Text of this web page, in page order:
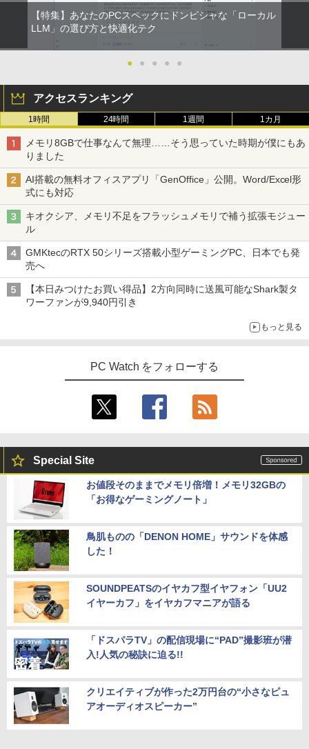
【特集】あなたのPCスペックにドンピシャな「ローカル
LLM」の選び方と快適化テク
● ● ● ● ●
アクセスランキング
1時間 24時間 1週間 1カ月
メモリ8GBで仕事なんて無理……そう思っていた時期が僕にもあ
りました
AI搭載の無料オフィスアプリ「GenOffice」公開。Word/Excel形
式にも対応
キオクシア、メモリ不足をフラッシュメモリで補う拡張モジュー
ル
GMKtecのRTX 50シリーズ搭載小型ゲーミングPC、日本でも発
売へ
【本日みつけたお買い得品】2方向同時に送風可能なShark製タ
ワーファンが9,940円引き
もっと見る
PC Watch をフォローする
Special Site
お値段そのままでメモリ倍増！メモリ32GBの
「お得なゲーミングノート」
鳥肌ものの「DENON HOME」サウンドを体感
した！
SOUNDPEATSのイヤカフ型イヤフォン「UU2
イヤーカフ」をイヤカフマニアが語る
「ドスパラTV」の配信現場に“PAD”撮影班が潜
入!人気の秘訣に迫る!!
クリエイティブが作った2万円台の“小さなピュ
アオーディオスピーカー”